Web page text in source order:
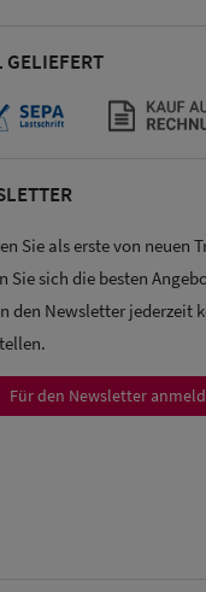
GELIEFERT
Sie als erste von neuen
Sie sich die besten
den Newsletter jederzeit
Für den Newsletter